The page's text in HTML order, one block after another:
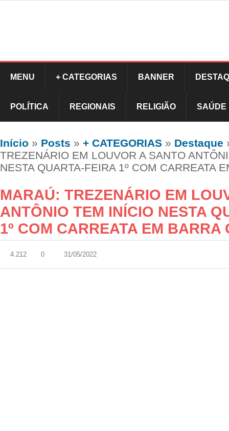
MENU + CATEGORIAS BANNER
POLÍTICA REGIONAIS RELIGIÃO SAÚDE
Início » Posts » + CATEGORIAS » Destaque
TREZENÁRIO EM LOUVOR A SANTO
NESTA QUARTA-FEIRA 1º COM CARREATA
MARAÚ: TREZENÁRIO EM
ANTÔNIO TEM INÍCIO NESTA
1º COM CARREATA EM BARRA
4.212 0 31/05/2022